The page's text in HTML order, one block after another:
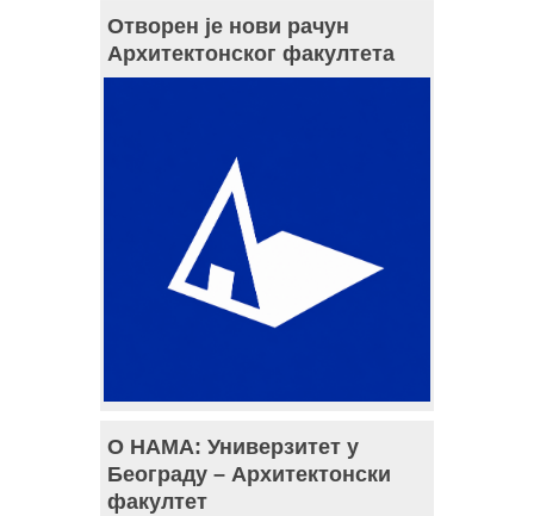
Отворен је нови рачун
Архитектонског факултета
О НАМА: Универзитет у
Београду – Архитектонски
факултет